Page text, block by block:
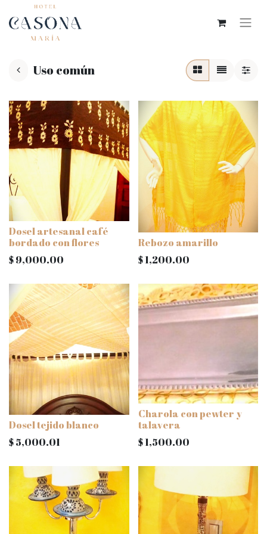
Uso común
Dosel artesanal café
bordado con flores
$9,000.00
Rebozo amarillo
$1,200.00
Dosel tejido blanco
$5,000.01
Charola con pewter y
talavera
$1,500.00